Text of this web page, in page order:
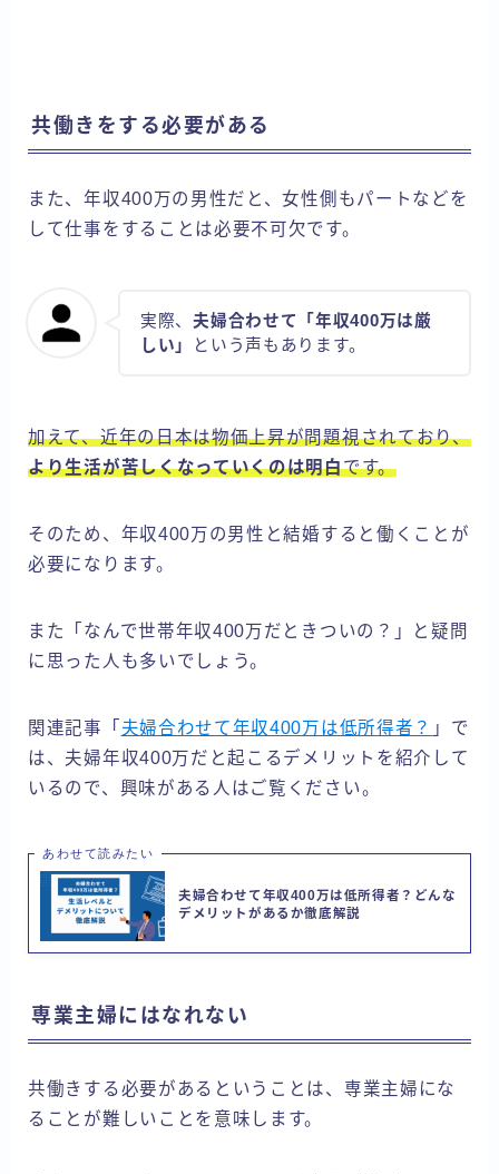
共働きをする必要がある
また、年収400万の男性だと、女性側もパートなどを
して仕事をすることは必要不可欠です。
実際、夫婦合わせて「年収400万は厳
しい」
という声もあります。
加えて、近年の日本は物価上昇が問題視されており、
より生活が苦しくなっていくのは明白です。
そのため、年収400万の男性と結婚すると働くことが
必要になります。
また「なんで世帯年収400万だときついの？」と疑問
に思った人も多いでしょう。
関連記事「 夫婦合わせて年収400万は低所得者？ 」で
は、夫婦年収400万だと起こるデメリットを紹介して
いるので、興味がある人はご覧ください。
あわせて読みたい
夫婦合わせて年収400万は低所得者？どんな
デメリットがあるか徹底解説
専業主婦にはなれない
共働きする必要があるということは、専業主婦にな
ることが難しいことを意味します。